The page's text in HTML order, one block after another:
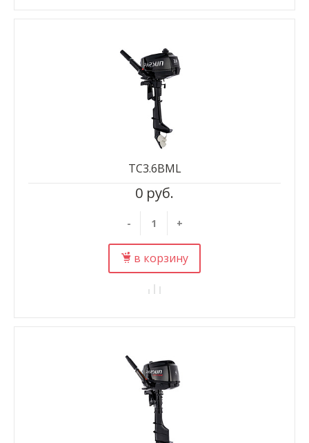
0 руб.
- +
в корзину
TC3.6BML